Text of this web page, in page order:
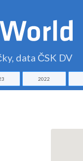
data ČSK DV
2022